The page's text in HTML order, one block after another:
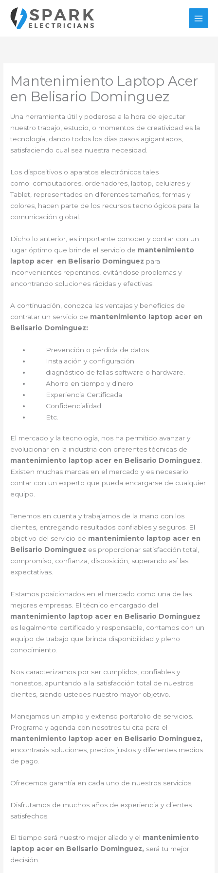
contenido
Mantenimiento Laptop Acer
en Belisario Dominguez
Una herramienta útil y poderosa a la hora de ejecutar
nuestro trabajo, estudio, o momentos de creatividad es la
tecnología, dando todos los días pasos agigantados,
satisfaciendo cual sea nuestra necesidad.
Los dispositivos o aparatos electrónicos tales
como: computadores, ordenadores, laptop, celulares y
Tablet, representados en diferentes tamaños, formas y
colores, hacen parte de los recursos tecnológicos para la
comunicación global.
Dicho lo anterior, es importante conocer y contar con un
lugar óptimo que brinde el servicio de mantenimiento
laptop acer en Belisario Dominguez para
inconvenientes repentinos, evitándose problemas y
encontrando soluciones rápidas y efectivas.
A continuación, conozca las ventajas y beneficios de
contratar un servicio de mantenimiento laptop acer en
Belisario Dominguez:
Prevención o pérdida de datos
Instalación y configuración
diagnóstico de fallas software o hardware.
Ahorro en tiempo y dinero
Experiencia Certificada
Confidencialidad
Etc.
El mercado y la tecnología, nos ha permitido avanzar y
evolucionar en la industria con diferentes técnicas de
mantenimiento laptop acer en Belisario Dominguez.
Existen muchas marcas en el mercado y es necesario
contar con un experto que pueda encargarse de cualquier
equipo.
Tenemos en cuenta y trabajamos de la mano con los
clientes, entregando resultados confiables y seguros. El
objetivo del servicio de mantenimiento laptop acer en
Belisario Dominguez es proporcionar satisfacción total,
compromiso, confianza, disposición, superando así las
expectativas.
Estamos posicionados en el mercado como una de las
mejores empresas. El técnico encargado del
mantenimiento laptop acer en Belisario Dominguez
es legalmente certificado y responsable, contamos con un
equipo de trabajo que brinda disponibilidad y pleno
conocimiento.
Nos caracterizamos por ser cumplidos, confiables y
honestos, apuntando a la satisfacción total de nuestros
clientes, siendo ustedes nuestro mayor objetivo.
Manejamos un amplio y extenso portafolio de servicios.
Programa y agenda con nosotros tu cita para el
mantenimiento laptop acer en Belisario Dominguez,
encontrarás soluciones, precios justos y diferentes medios
de pago.
Ofrecemos garantía en cada uno de nuestros servicios.
Disfrutamos de muchos años de experiencia y clientes
satisfechos.
El tiempo será nuestro mejor aliado y el mantenimiento
laptop acer en Belisario Dominguez, será tu mejor
decisión.